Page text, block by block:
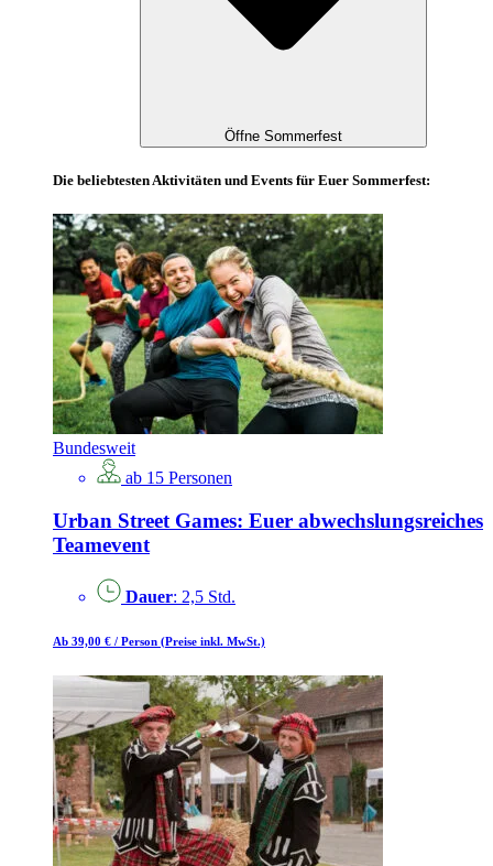
Öffne Sommerfest
Die beliebtesten Aktivitäten und Events für Euer Sommerfest:
Bundesweit
ab 15 Personen
Urban Street Games: Euer abwechslungsreiches
Teamevent
Dauer: 2,5 Std.
Ab 39,00 € / Person (Preise inkl. MwSt.)